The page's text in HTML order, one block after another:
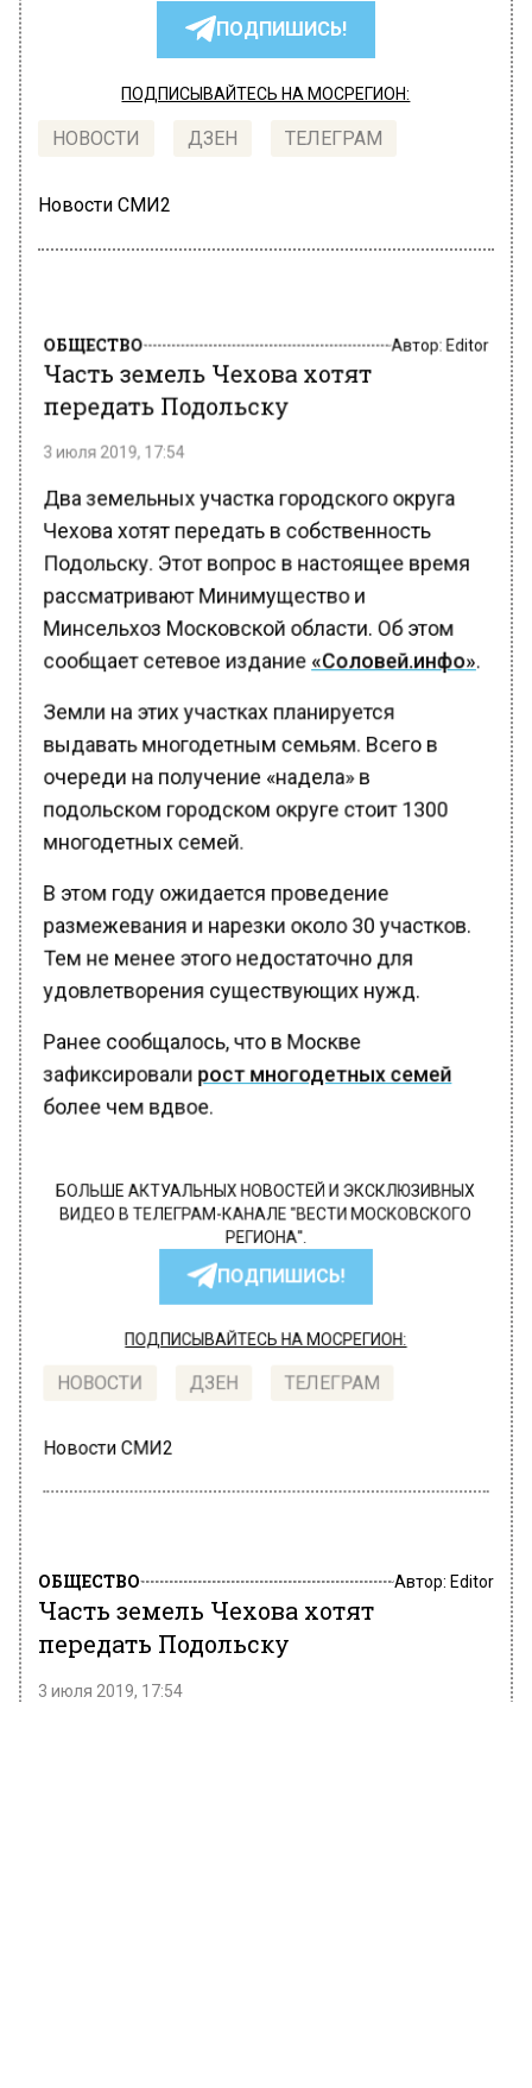
ПОДПИШИСЬ!
ПОДПИСЫВАЙТЕСЬ НА МОСРЕГИОН:
НОВОСТИ ДЗЕН ТЕЛЕГРАМ
Новости СМИ2
Часть земель Чехова хотят
передать Подольску
Два земельных участка городского округа
Чехова хотят передать в собственность
Подольску. Этот вопрос в настоящее время
рассматривают Минимущество и
Минсельхоз Московской области. Об этом
сообщает сетевое издание
«Соловей.инфо»
Земли на этих участках планируется
выдавать многодетным семьям. Всего в
очереди на получение «надела» в
подольском городском округе стоит 1300
многодетных семей.
В этом году ожидается проведение
размежевания и нарезки около 30 участков.
Тем не менее этого недостаточно для
удовлетворения существующих нужд.
Ранее сообщалось, что в Москве
зафиксировали рост многодетных семей
более чем вдвое.
БОЛЬШЕ АКТУАЛЬНЫХ НОВОСТЕЙ И ЭКСКЛЮЗИВНЫХ
ВИДЕО В ТЕЛЕГРАМ-КАНАЛЕ "ВЕСТИ МОСКОВСКОГО
РЕГИОНА".
ПОДПИШИСЬ!
ПОДПИСЫВАЙТЕСЬ НА МОСРЕГИОН:
НОВОСТИ ДЗЕН ТЕЛЕГРАМ
Новости СМИ2
ОБЩЕСТВО Автор: Editor
Часть земель Чехова хотят
передать Подольску
3 июля 2019, 17:54